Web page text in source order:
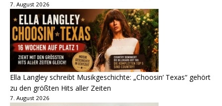
7. August 2026
Ella Langley schreibt Musikgeschichte: „Choosin‘ Texas“ gehört
zu den größten Hits aller Zeiten
7. August 2026